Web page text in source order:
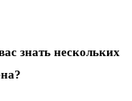
знать нескольких